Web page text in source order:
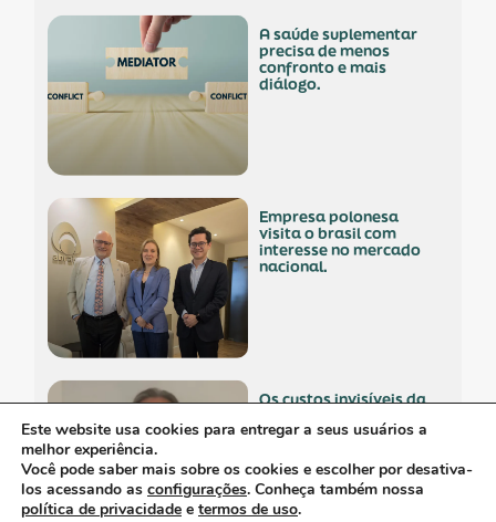
a saúde suplementar
precisa de menos
confronto e mais
diálogo.
empresa polonesa
visita o brasil com
interesse no mercado
nacional.
os custos invisíveis da
dispositivos médicos.
Este website usa cookies para entregar a seus usuários a
melhor experiência.
Você pode saber mais sobre os cookies e escolher por desativa-
los acessando as configurações. Conheça também nossa
política de privacidade e termos de uso.